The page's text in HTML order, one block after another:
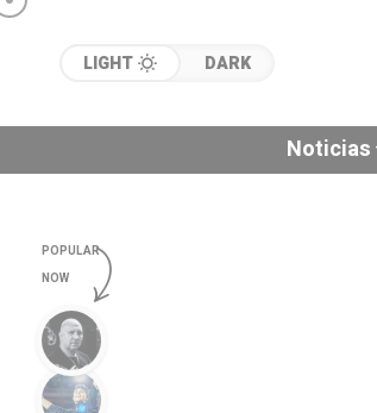
LIGHT DARK
Noticias
POPULAR
NOW